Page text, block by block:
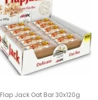
Flap Jack Oat Bar 30x120g